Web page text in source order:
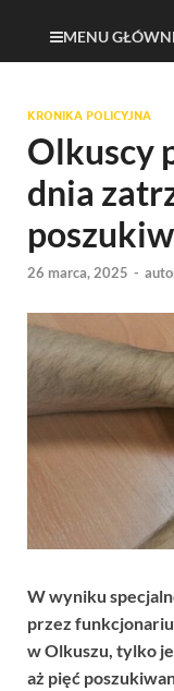
MENU
KRONIKA POLICYJNA
Olkuscy
dnia
26 marca, 2025 -
W wyniku
przez
w Olkuszu, tylko
aż pięć